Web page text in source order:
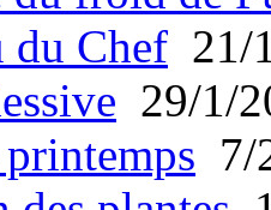
du Chef 21/
29/1/
7/